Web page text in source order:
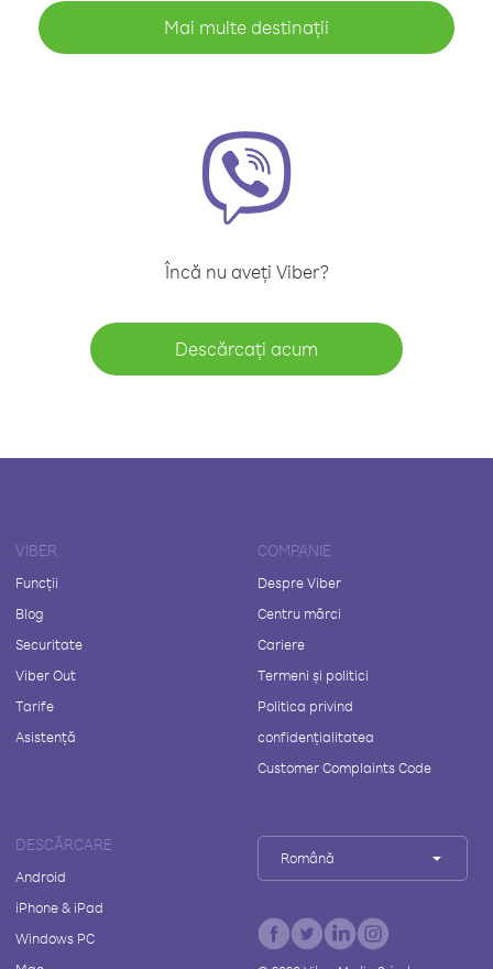
Mai multe destinații
Încă nu aveți Viber?
Descărcați acum
VIBER
Funcții
Blog
Securitate
Viber Out
Tarife
Asistență
COMPANIE
Despre Viber
Centru mărci
Cariere
Termeni și politici
Politica privind
confidențialitatea
Customer Complaints Code
DESCĂRCARE
Android
iPhone & iPad
Windows PC
Română